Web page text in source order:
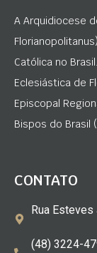
A Arquidiocese
Católica no
Eclesiástica de
Episcopal
Bispos do Brasil
CONTATO
Rua
(48) 3224-